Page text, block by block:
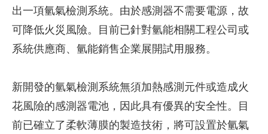
出一項氫氣檢測系統。由於感測器不需要電源，故
可降低火災風險。目前已針對氫能相關工程公司或
系統供應商、氫能銷售企業展開試用服務。
新開發的氫氣檢測系統無須加熱感測元件或造成火
花風險的感測器電池，因此具有優異的安全性。目
前已確立了柔軟薄膜的製造技術，將可設置於氫氣